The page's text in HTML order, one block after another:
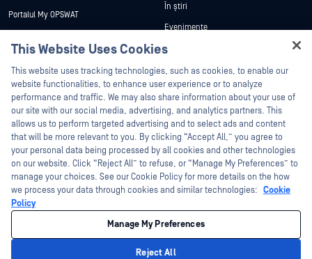
Portalul My OPSWAT
vulnerabilităților
Parteneri
Certificare
Parteneri tehnologici
Program de parteneriat de canal
În știri
Evenimente
Webinare
Fișe de date
Cărți albe
Instrumente gratuite
©2026 OPSWAT . Toate drepturile rezervate. OPSWAT, MetaDefender, Metascan,
MetaAccess, OPSWAT , Trust no File. Trust No Device., OPSWAT , Protecting the
World's Critical Infrastructure, Deep CDR™ Technology, InQuest, logo-ul InQuest,
DFI, RetroHunt, Deep File Inspection și Join the Hunt sunt mărci comerciale ale
OPSWAT . Mărcile comerciale ale terților sunt proprietatea deținătorilor respectivi.
Politica de confidențialitate
This Website Uses Cookies
This website uses tracking technologies, such as cookies, to enable our
website functionalities, to enhance user experience or to analyze
performance and traffic. We may also share information about your use of
our site with our social media, advertising, and analytics partners. This
allows us to perform targeted advertising and to select ads and content
that will be more relevant to you. By clicking “Accept All,” you agree to
your personal data being processed by all cookies and other technologies
on our website. Click “Reject All” to refuse, or “Manage My Preferences” to
manage your choices. See our Cookie Policy for more details on the how
we process your data through cookies and similar technologies: Cookie
Policy
Manage My Preferences
Reject All
Hey there!
I'm Ozzy, your OPSWAT virtual assistant.
How can I help you secure what's critical
today?